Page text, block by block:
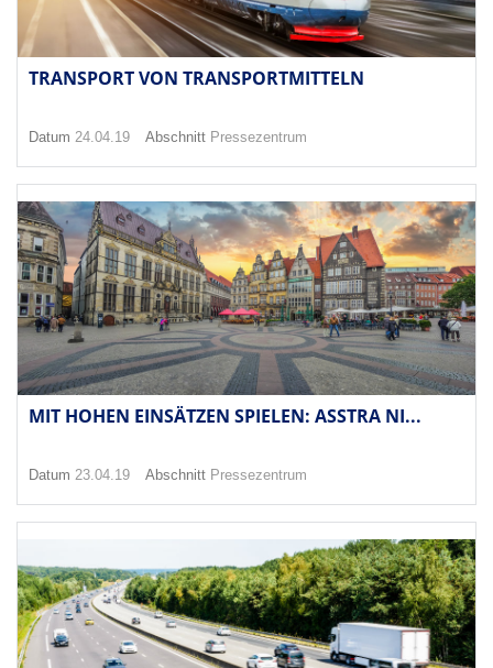
TRANSPORT VON TRANSPORTMITTELN
Datum 24.04.19 Abschnitt Pressezentrum
MIT HOHEN EINSÄTZEN SPIELEN: ASSTRA NI...
Datum 23.04.19 Abschnitt Pressezentrum